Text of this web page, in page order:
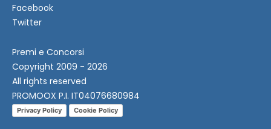
Facebook
Twitter
Premi e Concorsi
Copyright 2009 - 2026
All rights reserved
PROMOOX P.I. IT04076680984
Privacy Policy Cookie Policy